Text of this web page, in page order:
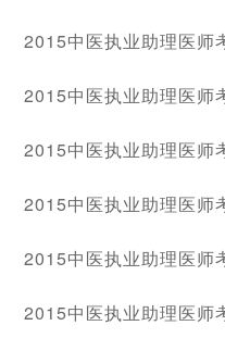
2015中医执业助理医师
2015中医执业助理医师
2015中医执业助理医师
2015中医执业助理医师
2015中医执业助理医师
2015中医执业助理医师